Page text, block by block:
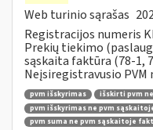
Web turinio sąrašas
Registracijos numeris
Prekių tiekimo
sąskaita faktūra (78-1,
Neįsiregistravusio PVM
pvm išskyrimas
išskirti pvm
pvm išskyrimas ne pvm
pvm suma ne pvm sąskaitoje